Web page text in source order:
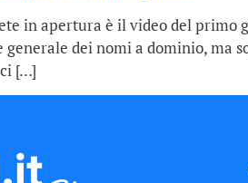
in apertura è il video del primo
generale dei nomi a dominio, ma
[…]